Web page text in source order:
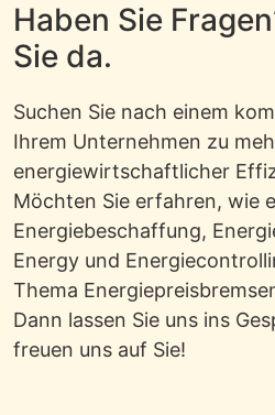
Haben Sie
Sie da.
Suchen Sie nach einem
Ihrem Unternehmen zu
energiewirtschaftlicher
Möchten Sie erfahren, wie
Energiebeschaffung,
Energy und
Thema
Dann lassen Sie uns ins
freuen uns auf Sie!